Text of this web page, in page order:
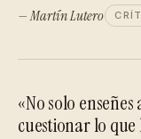
— Martín Lutero
«No solo
cuestionar lo que